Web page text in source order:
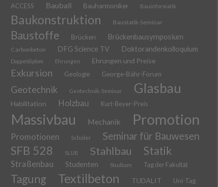
ACCESS Bauball Bauharmoniker Bauinformatik
Baukonstruktion Baustatik-Seminar
Baustoffe Brücken Brückenbausymposium
Carbonbeton DFG Science TV Doktorandenkolloquium
Doppeldiplom Ehrungen Ehrungen und Preise
Exkursion Geologie George-Bähr-Forum
Geotechnik Geotechnik-Seminar Glasbau
Habilitation Holzbau Kurt-Beyer-Preis
Massivbau Mechanik Promotion
Promotionen Schüler Seminar für Bauwesen
SFB 528 SLUB Stahlbau Statik
Straßenbau Studenten Studium Tag der Fakultät
Tagung Textilbeton TUDALIT Uni-Tag